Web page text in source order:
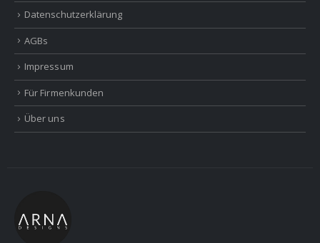
Datenschutzerklärung
AGBs
Impressum
Für Firmenkunden
Über uns